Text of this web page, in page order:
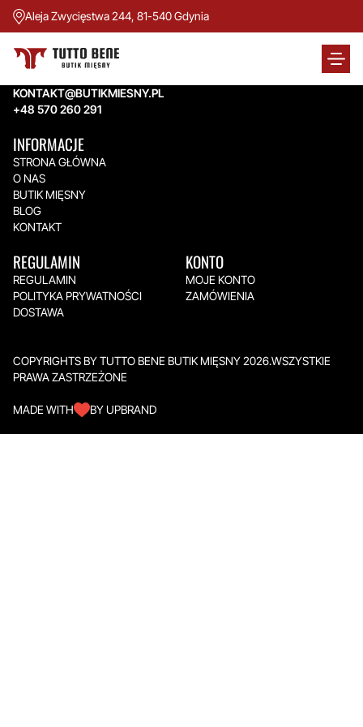
Aleja Zwycięstwa 244, 81-540 Gdynia
TUTTO BENE BUTIK MIĘSNY
Aleja Zwycięstwa 244,
KONTAKT@BUTIKMIESNY.PL
+48 570 260 291
INFORMACJE
STRONA GŁÓWNA
O NAS
BUTIK MIĘSNY
BLOG
KONTAKT
REGULAMIN
REGULAMIN
POLITYKA PRYWATNOŚCI
DOSTAWA
KONTO
MOJE KONTO
ZAMÓWIENIA
COPYRIGHTS BY TUTTO BENE BUTIK MIĘSNY 2026.WSZYSTKIE
PRAWA ZASTRZEŻONE
MADE WITH BY UPBRAND